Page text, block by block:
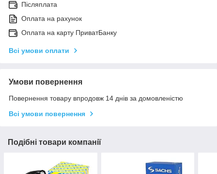
Післяплата
Оплата на рахунок
Оплата на карту ПриватБанку
Всі умови оплати
Умови повернення
Повернення товару впродовж 14 днів за домовленістю
Всі умови повернення
Подібні товари компанії